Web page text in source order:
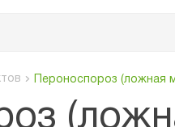
Пероноспороз (ложная